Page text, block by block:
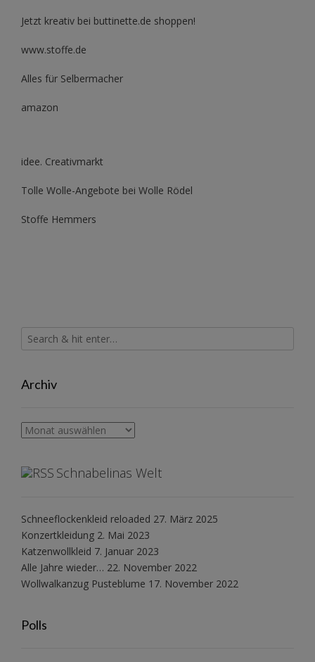
Jetzt kreativ bei buttinette.de shoppen!
www.stoffe.de
Alles für Selbermacher
amazon
idee. Creativmarkt
Tolle Wolle-Angebote bei Wolle Rödel
Stoffe Hemmers
Archiv
Archiv
Schnabelinas Welt
Schneeflockenkleid reloaded 27. März 2025
Konzertkleidung 2. Mai 2023
Katzenwollkleid 7. Januar 2023
Alle Jahre wieder… 22. November 2022
Wollwalkanzug Pusteblume 17. November 2022
Polls